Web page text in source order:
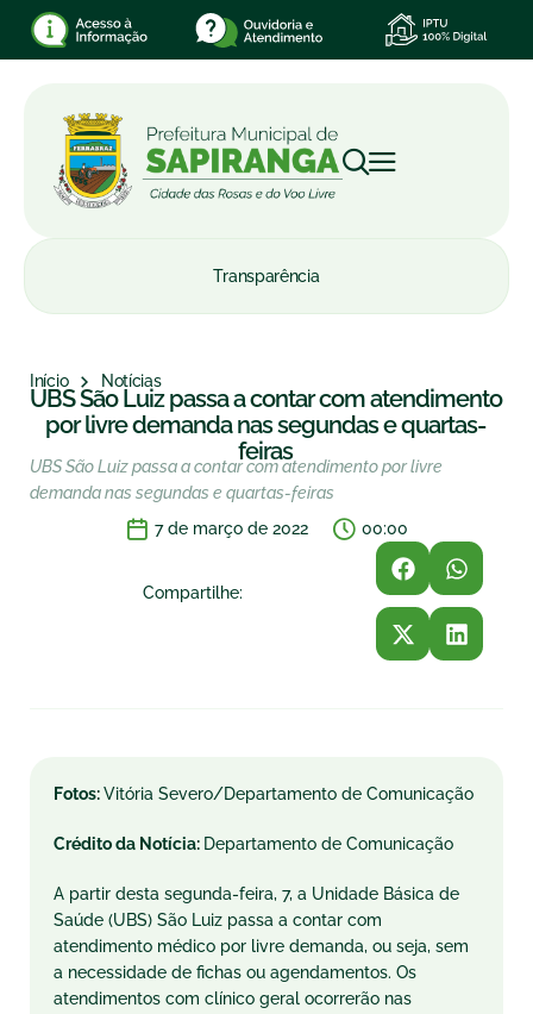
Transparência
Início Notícias
UBS São Luiz passa a contar com atendimento
por livre demanda nas segundas e quartas-
feiras
UBS São Luiz passa a contar com atendimento por livre
demanda nas segundas e quartas-feiras
7 de março de 2022
00:00
Compartilhe:
Fotos:Vitória Severo/Departamento de Comunicação
Crédito da Notícia: Departamento de Comunicação
A partir desta segunda-feira, 7, a Unidade Básica de
Saúde (UBS) São Luiz passa a contar com
atendimento médico por livre demanda, ou seja, sem
a necessidade de fichas ou agendamentos. Os
atendimentos com clínico geral ocorrerão nas